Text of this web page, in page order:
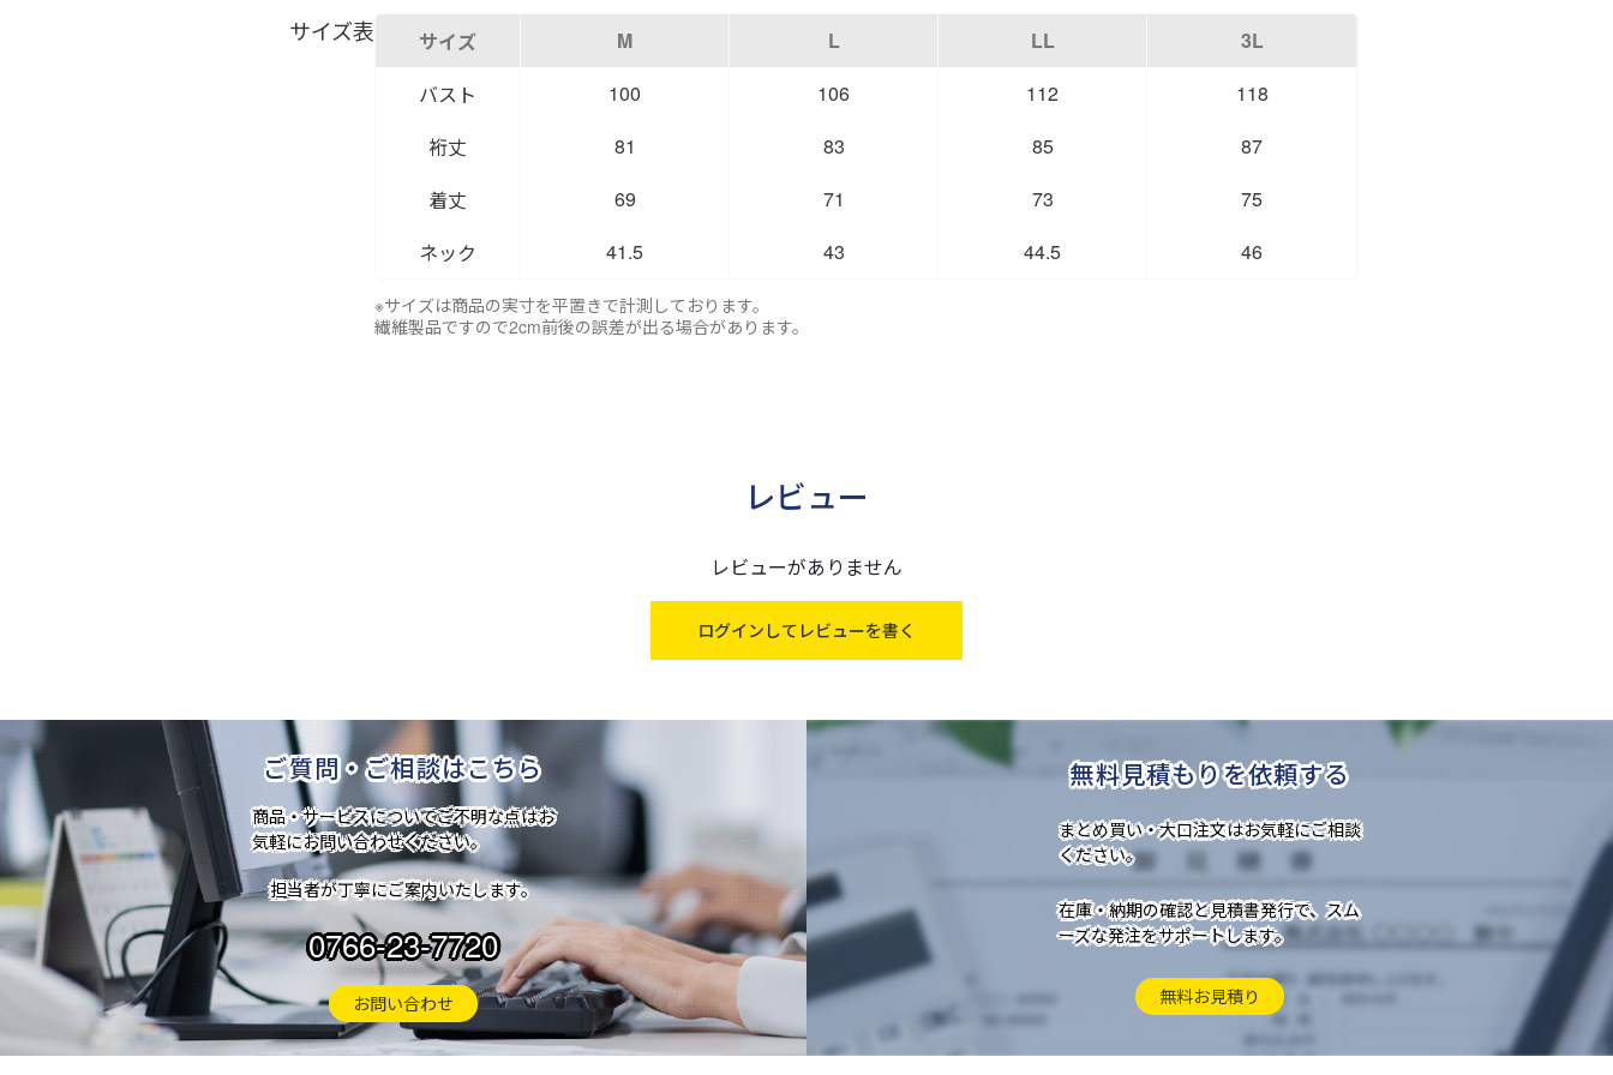
サイズ表 サイズ M L LL
3L
バスト
100 106 112
118
裄丈
81 83 85
87
着丈
69 71 73
75
ネック
41.5 43 44.5 46
※サイズは商品の実寸を平置きで計測しております。
繊維製品ですので2cm前後の誤差が出る場合があります。
レビュー
レビューがありません
ログインしてレビューを書く
ご質問・ご相談はこちら
商品・サービスについてご不明な点はお
気軽にお問い合わせください。
担当者が丁寧にご案内いたします。
0766-23-7720
お問い合わせ
無料見積もりを依頼する
まとめ買い・大口注文はお気軽にご相談
ください。
在庫・納期の確認と見積書発行で、スム
ーズな発注をサポートします。
無料お見積り